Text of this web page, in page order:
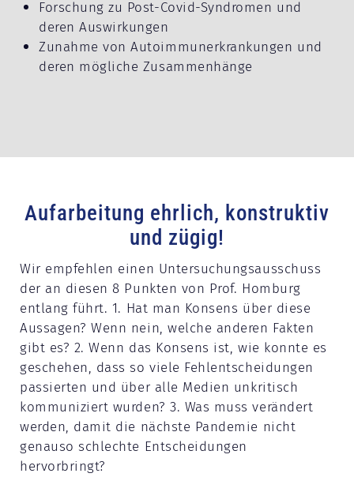
Forschung zu Post-Covid-Syndromen und
deren Auswirkungen
Zunahme von Autoimmunerkrankungen und
deren mögliche Zusammenhänge
Aufarbeitung ehrlich, konstruktiv
und zügig!
Wir empfehlen einen Untersuchungsausschuss
der an diesen 8 Punkten von Prof. Homburg
entlang führt. 1. Hat man Konsens über diese
Aussagen? Wenn nein, welche anderen Fakten
gibt es? 2. Wenn das Konsens ist, wie konnte es
geschehen, dass so viele Fehlentscheidungen
passierten und über alle Medien unkritisch
kommuniziert wurden? 3. Was muss verändert
werden, damit die nächste Pandemie nicht
genauso schlechte Entscheidungen
hervorbringt?